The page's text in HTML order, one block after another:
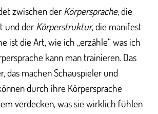
zwischen der Körpersprache, die
und derKörperstruktur, die manifest
ist die Art, wie ich „erzähle“ was ich
kann man trainieren. Das
das machen Schauspieler und
durch ihre Körpersprache
verdecken, was sie wirklich fühlen